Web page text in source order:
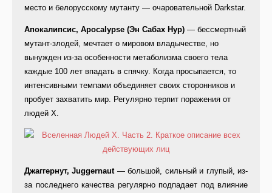
место и белорусскому мутанту — очаровательной Darkstar.
Апокалипсис, Apocalypse (Эн Сабах Нур) — бессмертный
мутант-злодей, мечтает о мировом владычестве, но
вынужден из-за особенности метаболизма своего тела
каждые 100 лет впадать в спячку. Когда просыпается, то
интенсивными темпами объединяет своих сторонников и
пробует захватить мир. Регулярно терпит поражения от
людей Х.
Джаггернут, Juggernaut— большой, сильный и глупый, из-
за последнего качества регулярно подпадает под влияние